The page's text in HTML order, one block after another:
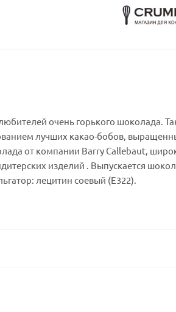
очень горького шоколада.
лучших какао-бобов,
от компании Barry Callebaut,
изделий . Выпускается
лецитин соевый (Е322).